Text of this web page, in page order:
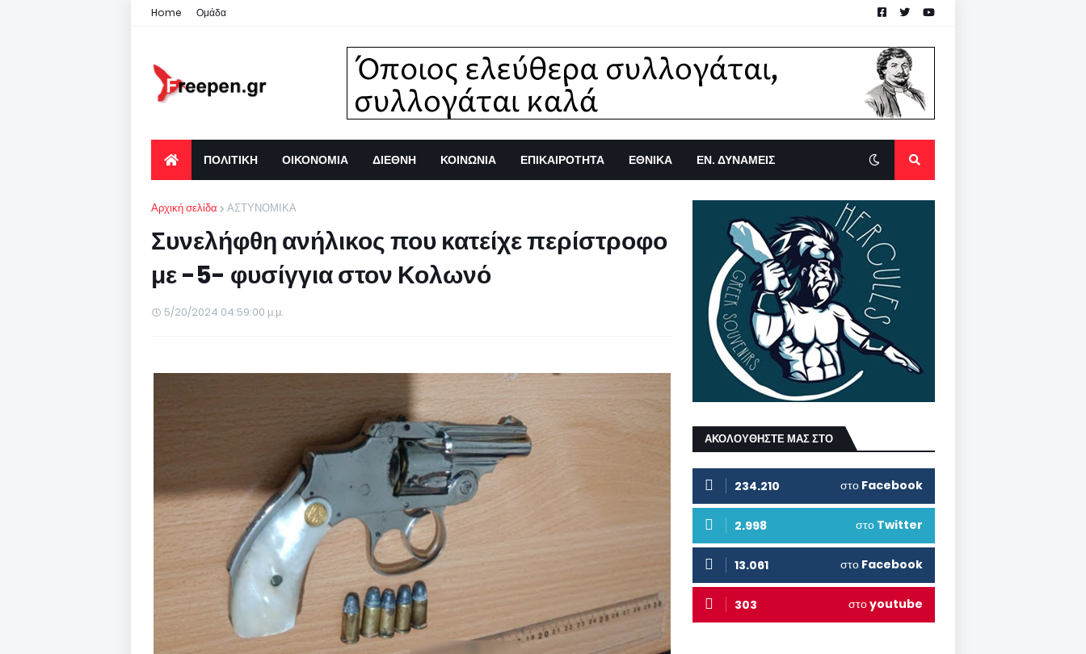
Home Ομάδα
ΠΟΛΙΤΙΚΗ ΟΙΚΟΝΟΜΙΑ ΔΙΕΘΝΗ ΚΟΙΝΩΝΙΑ ΕΠΙΚΑΙΡΟΤΗΤΑ ΕΘΝΙΚΑ ΕΝ. ΔΥΝΑΜΕΙΣ
Αρχική σελίδα ΑΣΤΥΝΟΜΙΚΑ
Συνελήφθη ανήλικος που κατείχε περίστροφο
με -5- φυσίγγια στον Κολωνό
5/20/2024 04:59:00 μ.μ.
ΑΚΟΛΟΥΘΗΣΤΕ ΜΑΣ ΣΤΟ
234.210 στο Facebook
2.998 στο Twitter
13.061 στο Facebook
303 στοyoutube